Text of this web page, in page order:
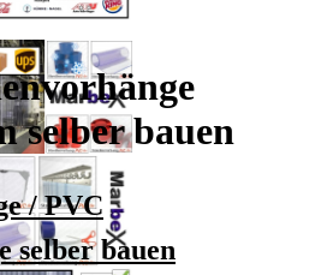
selber bauen
/ PVC
selber bauen